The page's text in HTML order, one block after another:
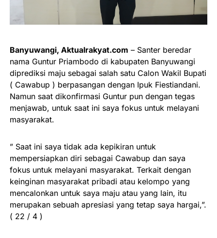
Banyuwangi, Aktualrakyat.com – Santer beredar
nama Guntur Priambodo di kabupaten Banyuwangi
diprediksi maju sebagai salah satu Calon Wakil Bupati
( Cawabup ) berpasangan dengan Ipuk Fiestiandani.
Namun saat dikonfirmasi Guntur pun dengan tegas
menjawab, untuk saat ini saya fokus untuk melayani
masyarakat.
” Saat ini saya tidak ada kepikiran untuk
mempersiapkan diri sebagai Cawabup dan saya
fokus untuk melayani masyarakat. Terkait dengan
keinginan masyarakat pribadi atau kelompo yang
mencalonkan untuk saya maju atau yang lain, itu
merupakan sebuah apresiasi yang tetap saya hargai,”.
( 22 / 4 )